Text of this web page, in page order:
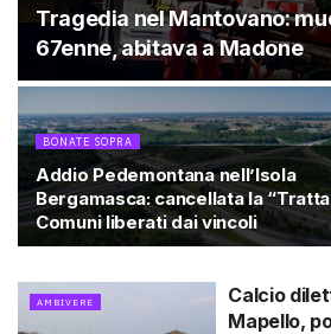
Tragedia nel Mantovano:
67enne, abitava a Madone
BONATE SOPRA
Addio Pedemontana nell’Isola
Bergamasca: cancellata la “Tratta
Comuni liberati dai vincoli
AMBIVERE
Calcio
Mapello,